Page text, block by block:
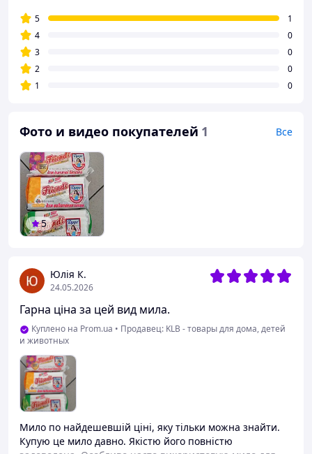
Юлія К.
24.05.2026
Гарна ціна за цей вид мила.
Куплено на Prom.ua • Продавец: KLB - товары для дома, детей
и животных
Мило по найдешевшій ціні, яку тільки можна знайти.
Купую це мило давно. Якістю його повністю
5
1
4
0
3
0
2
0
1
0
Фото и видео покупателей 1 Все
5